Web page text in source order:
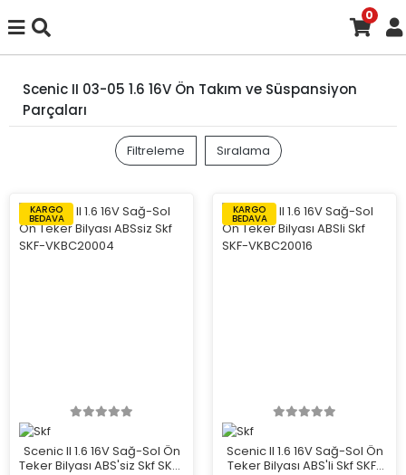
0
Scenic II 03-05 1.6 16V Ön Takım ve Süspansiyon
Parçaları
Filtreleme Sıralama
KARGO
BEDAVA
Scenic II 1.6 16V Sağ-Sol Ön
Teker Bilyası ABS'siz Skf SKF-
KARGO
BEDAVA
Scenic II 1.6 16V Sağ-Sol Ön
Teker Bilyası ABS'li Skf SKF-